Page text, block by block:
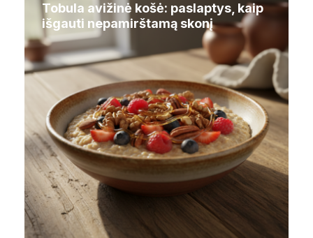
Tobula avižinė košė: paslaptys, kaip
išgauti nepamirštamą skonį